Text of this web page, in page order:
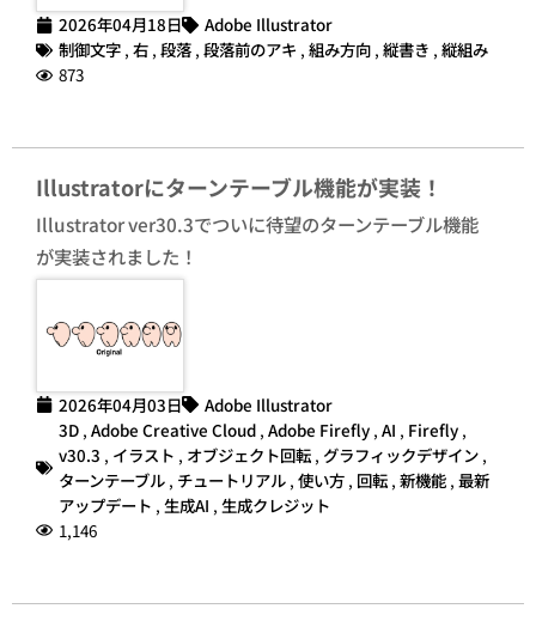
2026年04月18日
Adobe Illustrator
制御文字 , 右 , 段落 , 段落前のアキ , 組み方向 , 縦書き , 縦組み
873
Illustratorにターンテーブル機能が実装！
Illustrator ver30.3でついに待望のターンテーブル機能
が実装されました！
2026年04月03日
Adobe Illustrator
3D , Adobe Creative Cloud , Adobe Firefly , AI , Firefly ,
v30.3 , イラスト , オブジェクト回転 , グラフィックデザイン ,
ターンテーブル , チュートリアル , 使い方 , 回転 , 新機能 , 最新
アップデート , 生成AI , 生成クレジット
1,146